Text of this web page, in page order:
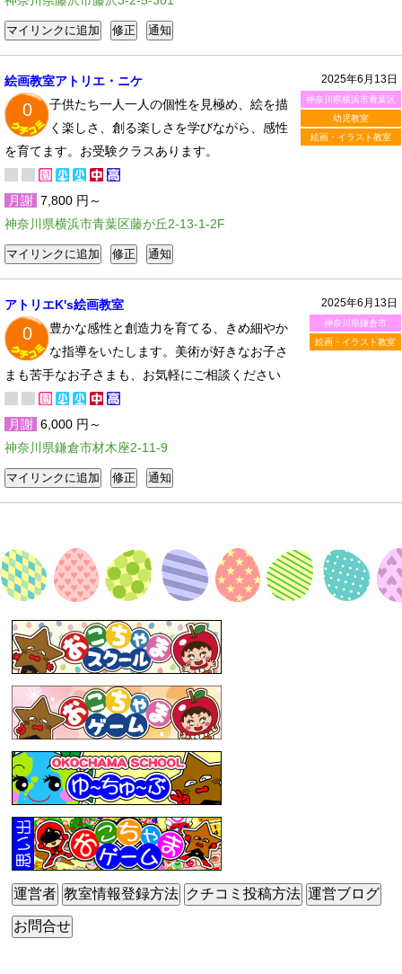
2025年6月13日
神奈川県横浜市青葉区
幼児教室
絵画・イラスト教室
絵画教室アトリエ・ニケ
0
子供たち一人一人の個性を見極め、絵を描
く楽しさ、創る楽しさを学びながら、感性
を育てます。お受験クラスあります。
月謝 7,800 円～
神奈川県横浜市青葉区藤が丘2-13-1-2F
2025年6月13日
神奈川県鎌倉市
絵画・イラスト教室
アトリエK's絵画教室
0
豊かな感性と創造力を育てる、きめ細やか
な指導をいたします。美術が好きなお子さ
まも苦手なお子さまも、お気軽にご相談ください
月謝 6,000 円～
神奈川県鎌倉市材木座2-11-9